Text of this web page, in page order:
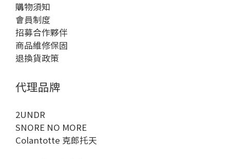
購物須知
會員制度
招募合作夥伴
商品維修保固
退換貨政策
代理品牌
2UNDR
SNORE NO MORE
Colantotte 克郎托天